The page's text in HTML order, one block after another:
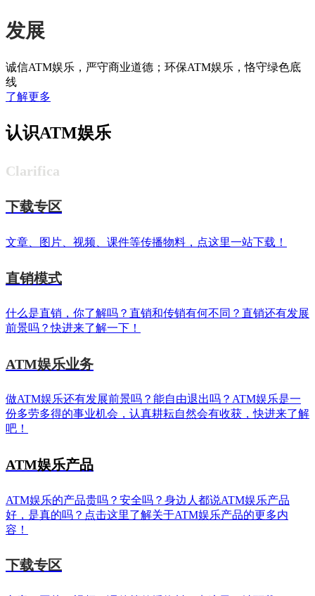
发展
诚信ATM娱乐，严守商业道德；环保ATM娱乐，恪守绿色底
线
了解更多
认识ATM娱乐
Clarifica
下载专区
文章、图片、视频、课件等传播物料，点这里一站下载！
直销模式
什么是直销，你了解吗？直销和传销有何不同？直销还有发展
前景吗？快进来了解一下！
ATM娱乐业务
做ATM娱乐还有发展前景吗？能自由退出吗？ATM娱乐是一
份多劳多得的事业机会，认真耕耘自然会有收获，快进来了解
吧！
ATM娱乐产品
ATM娱乐的产品贵吗？安全吗？身边人都说ATM娱乐产品
好，是真的吗？点击这里了解关于ATM娱乐产品的更多内
容！
下载专区